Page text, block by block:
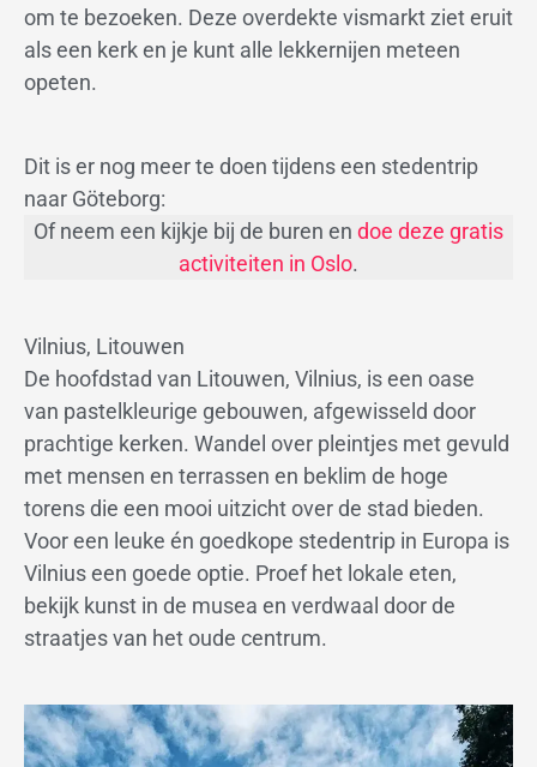
om te bezoeken. Deze overdekte vismarkt ziet eruit
als een kerk en je kunt alle lekkernijen meteen
opeten.
Dit is er nog meer te doen tijdens een stedentrip
naar Göteborg:
Of neem een kijkje bij de buren en doe deze gratis
activiteiten in Oslo.
Vilnius, Litouwen
De hoofdstad van Litouwen, Vilnius, is een oase
van pastelkleurige gebouwen, afgewisseld door
prachtige kerken. Wandel over pleintjes met gevuld
met mensen en terrassen en beklim de hoge
torens die een mooi uitzicht over de stad bieden.
Voor een leuke én goedkope stedentrip in Europa is
Vilnius een goede optie. Proef het lokale eten,
bekijk kunst in de musea en verdwaal door de
straatjes van het oude centrum.